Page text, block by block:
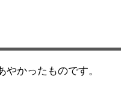
かったものです。